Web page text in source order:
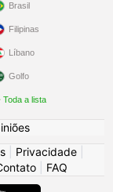
Brasil
Filipinas
Líbano
Golfo
Toda a lista
Privacidade
FAQ